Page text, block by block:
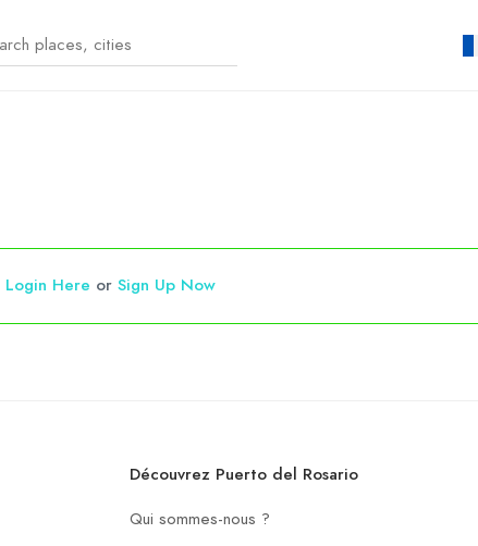
Login Here or Sign Up Now
Découvrez Puerto del Rosario
Qui sommes-nous ?